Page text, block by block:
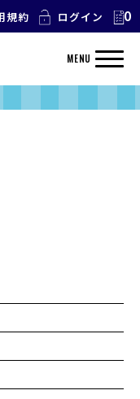
規約 ログイン 0
MENU